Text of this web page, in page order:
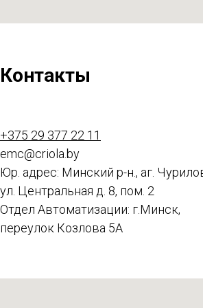
Контакты
+375 29 377 22 11
emc@criola.by
Юр. адрес: Минский р-н., аг.
ул. Центральная д. 8, пом. 2
Отдел Автоматизации: г.Минск,
переулок Козлова 5А